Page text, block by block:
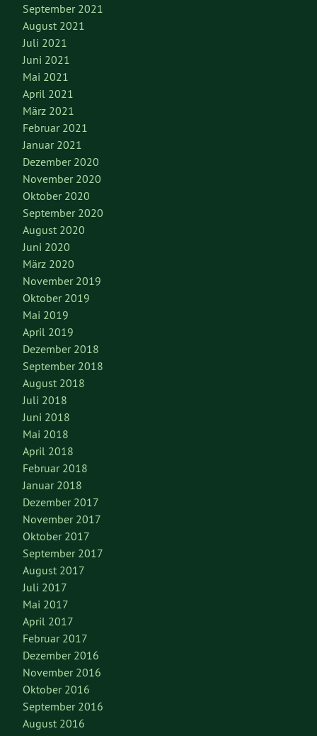
September 2021
August 2021
Juli 2021
Juni 2021
Mai 2021
April 2021
März 2021
Februar 2021
Januar 2021
Dezember 2020
November 2020
Oktober 2020
September 2020
August 2020
Juni 2020
März 2020
November 2019
Oktober 2019
Mai 2019
April 2019
Dezember 2018
September 2018
August 2018
Juli 2018
Juni 2018
Mai 2018
April 2018
Februar 2018
Januar 2018
Dezember 2017
November 2017
Oktober 2017
September 2017
August 2017
Juli 2017
Mai 2017
April 2017
Februar 2017
Dezember 2016
November 2016
Oktober 2016
September 2016
August 2016